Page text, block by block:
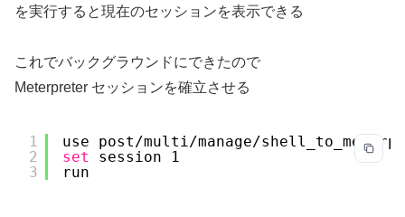
を実行すると現在のセッションを表示できる
これでバックグラウンドにできたので
Meterpreter セッションを確立させる
1
2
3
use post/multi/manage/
set
session 1
run